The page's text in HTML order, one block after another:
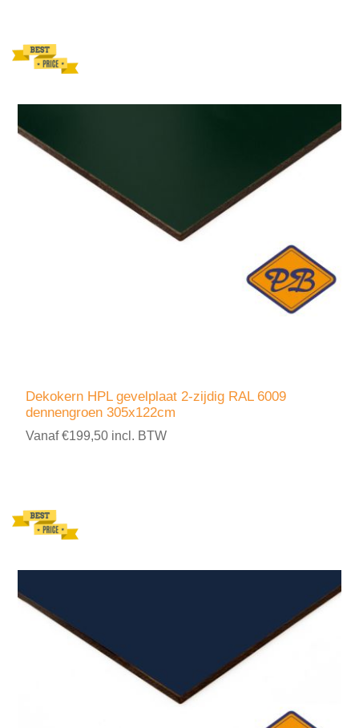
Dekokern HPL gevelplaat 2-zijdig RAL 6009
dennengroen 305x122cm
Vanaf €199,50 incl. BTW